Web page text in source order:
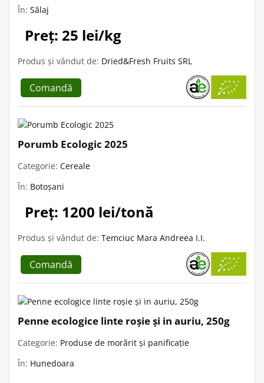
În: Sălaj
Preț: 25 lei/kg
Produs și vândut de: Dried&Fresh Fruits SRL
Comandă
Porumb Ecologic 2025
Categorie: Cereale
În: Botoșani
Preț: 1200 lei/tonă
Produs și vândut de: Temciuc Mara Andreea I.I.
Comandă
Penne ecologice linte roșie și in auriu, 250g
Categorie: Produse de morărit și panificație
În: Hunedoara